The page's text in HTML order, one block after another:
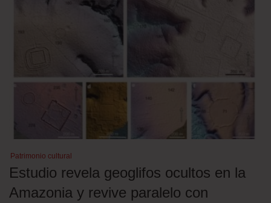
Patrimonio cultural
Estudio revela geoglifos ocultos en la
Amazonia y revive paralelo con